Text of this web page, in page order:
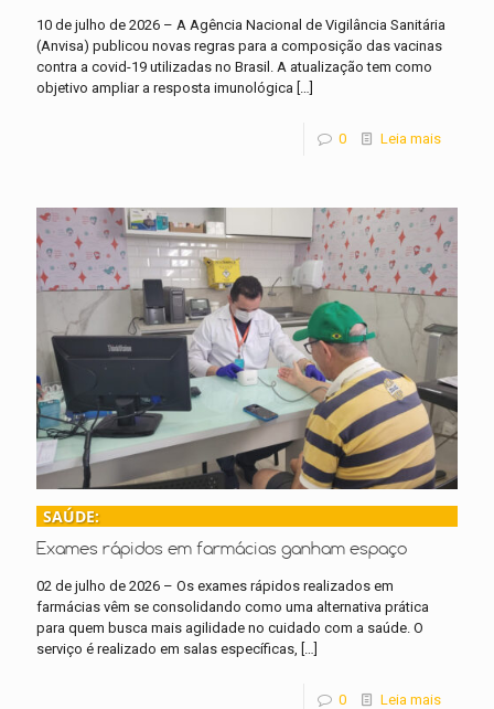
10 de julho de 2026 – A Agência Nacional de Vigilância Sanitária
(Anvisa) publicou novas regras para a composição das vacinas
contra a covid-19 utilizadas no Brasil. A atualização tem como
objetivo ampliar a resposta imunológica […]
0 Leia mais
SAÚDE:
Exames rápidos em farmácias ganham espaço
02 de julho de 2026 – Os exames rápidos realizados em
farmácias vêm se consolidando como uma alternativa prática
para quem busca mais agilidade no cuidado com a saúde. O
serviço é realizado em salas específicas,
0 Leia mais